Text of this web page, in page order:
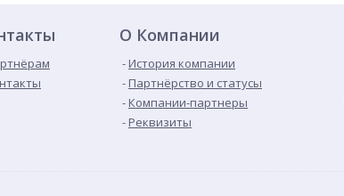
О Компании
История компании
Партнёрство и статусы
Компании-партнеры
Реквизиты